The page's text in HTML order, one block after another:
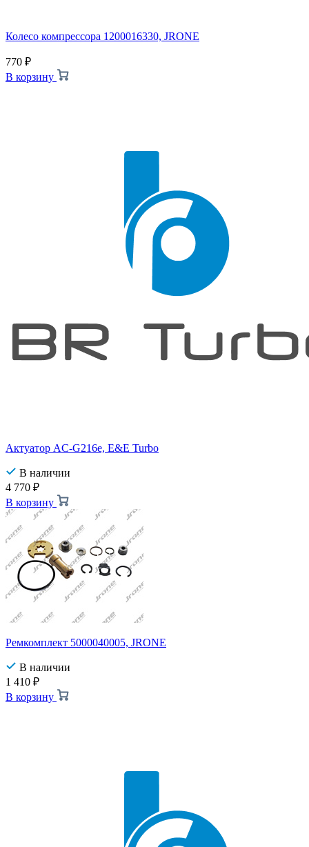
Колесо компрессора 1200016330, JRONE
770 ₽
В корзину
Актуатор AC-G216e, E&E Turbo
В наличии
4 770 ₽
В корзину
Ремкомплект 5000040005, JRONE
В наличии
1 410 ₽
В корзину